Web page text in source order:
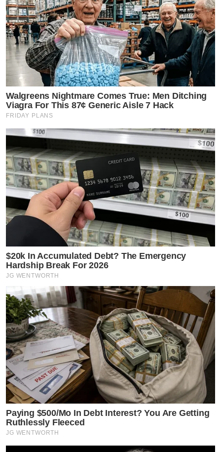
Walgreens Nightmare Comes True: Men Ditching
Viagra For This 87¢ Generic Aisle 7 Hack
FRIDAY PLANS
$20k In Accumulated Debt? The Emergency
Hardship Break For 2026
JG WENTWORTH
Paying $500/Mo In Debt Interest? You Are Getting
Ruthlessly Fleeced
JG WENTWORTH